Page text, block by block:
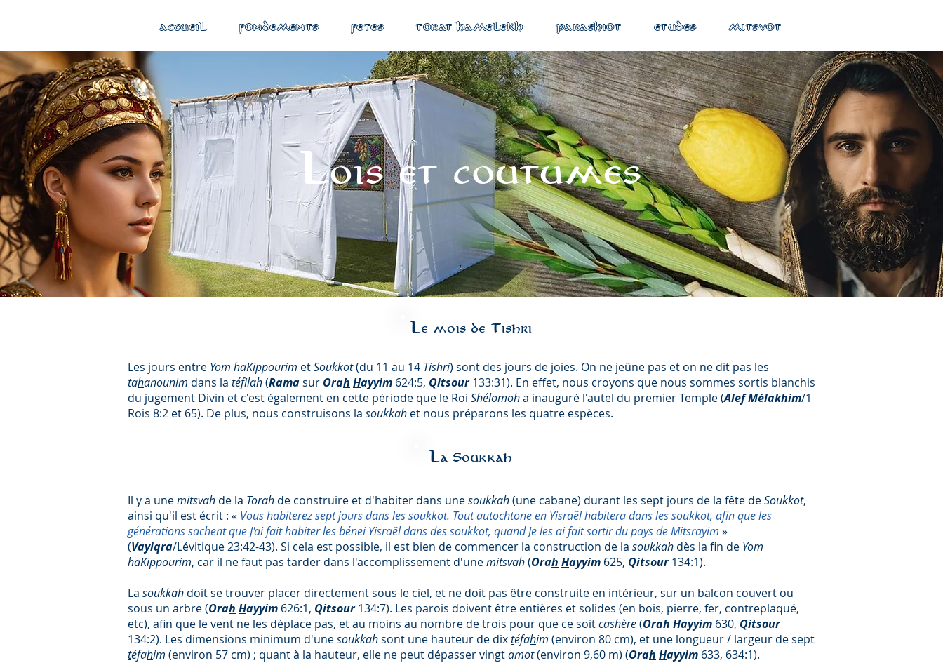
ACCUEIL FONDEMENTS FETES TORAT HAMELEKH PARASHIOT ETUDES MITSVOT
Lois et coutumes
Le mois de Tishri
Les jours entre Yom haKippourim etSoukkot(du 11 au 14 Tishri) sont des jours de joies. On ne jeûne pas et on ne dit pas les
tahanounim dans la téfilah(Ramasur Orah Hayyim 624:5, Qitsour133:31). En effet, nous croyons que nous sommes sortis blanchis
du jugement Divin et c'est également en cette période que le Roi Shélomoha inauguré l'autel du premier Temple (Alef Mélakhim/1
Rois 8:2 et 65). De plus, nous construisons la soukkah et nous préparons les quatre espèces.
La Soukkah
Il y a unemitsvah de la Torah de construire et d'habiter dans unesoukkah(une cabane) durant les sept jours de la fête deSoukkot,
ainsi qu'il est écrit : « Vous habiterez sept jours dans les soukkot. Tout autochtone en Yisraël habitera dans les soukkot, afin que les
générations sachent que J'ai fait habiter les bénei Yisraël dans des soukkot, quand Je les ai fait sortir du pays de Mitsrayim »
(Vayiqra/Lévitique 23:42-43). Si cela est possible, il est bien de commencer la construction de la soukkah dès la fin de Yom
haKippourim, car il ne faut pas tarder dans l'accomplissement d'unemitsvah(Orah Hayyim 625, Qitsour134:1).
La soukkah doit se trouver placer directement sous le ciel, et ne doit pas être construite en intérieur, sur un balcon couvert ou
sous un arbre (Orah Hayyim 626:1, Qitsour134:7). Les parois doivent être entières et solides (en bois, pierre, fer, contreplaqué,
etc), afin que le vent ne les déplace pas, et au moins au nombre de trois pour que ce soitcashère(Orah Hayyim 630, Qitsour
134:2). Les dimensions minimum d'unesoukkahsont une hauteur de dixtéfahim (environ 80 cm), et une longueur / largeur de sept
téfahim (environ 57 cm) ; quant à la hauteur, elle ne peut dépasser vingtamot(environ 9,60 m) (Orah Hayyim 633, 634:1).